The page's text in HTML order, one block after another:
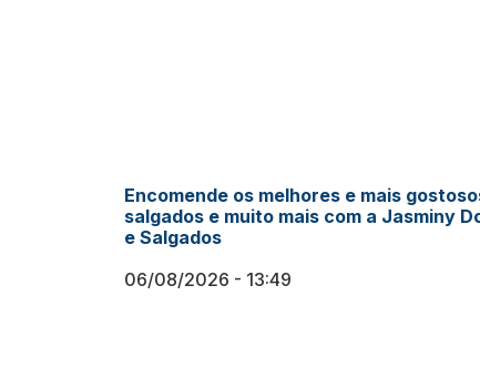
Encomende os melhores e mais
salgados e muito mais com a Jasminy
e Salgados
06/08/2026
13:49